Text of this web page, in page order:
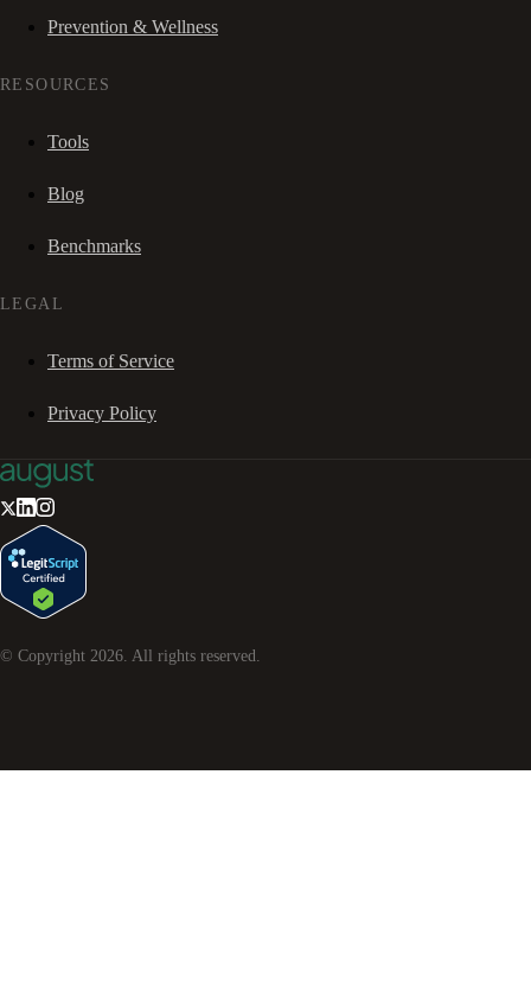
Prevention & Wellness
RESOURCES
Tools
Blog
Benchmarks
LEGAL
Terms of Service
Privacy Policy
© Copyright 2026. All rights reserved.